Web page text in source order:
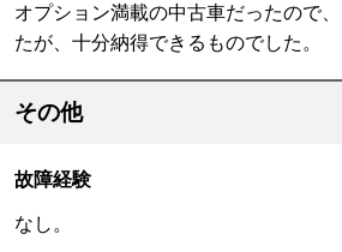
オプション満載の中古車だったので
たが、十分納得できるものでした。
その他
故障経験
なし。